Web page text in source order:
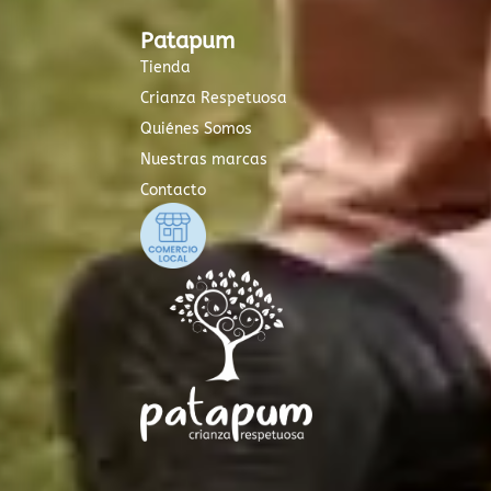
Patapum
Tienda
Crianza Respetuosa
Quiénes Somos
Nuestras marcas
Contacto